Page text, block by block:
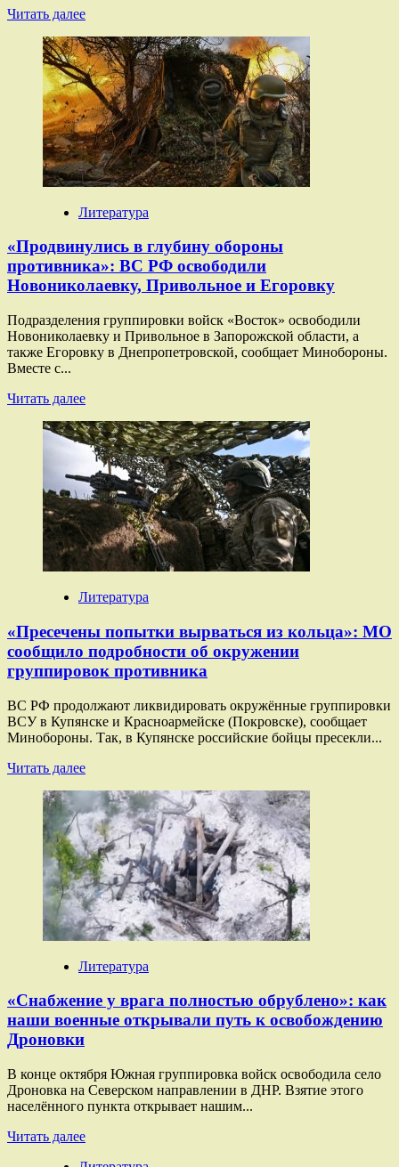
Читать далееПрочитать
о
«Переброска
планируется
в
ближайшее
время»:
СВР
сообщила
о
планах
Франции
ввести
тысячи
военных
на
Литература
«Продвинулись в глубину обороны
противника»: ВС РФ освободили
Новониколаевку, Привольное и Егоровку
Подразделения группировки войск «Восток» освободили
Новониколаевку и Привольное в Запорожской области, а
также Егоровку в Днепропетровской, сообщает Минобороны.
Вместе с...
Читать далееПрочитать
о
«Продвинулись
глубину
обороны
противника»:
ВС
РФ
освободили
Новониколаевку,
Привольное
и
Литература
«Пресечены попытки вырваться из кольца»: МО
сообщило подробности об окружении
группировок противника
ВС РФ продолжают ликвидировать окружённые группировки
ВСУ в Купянске и Красноармейске (Покровске), сообщает
Минобороны. Так, в Купянске российские бойцы пресекли...
Читать далееПрочитать
«Пресечены
попытки
вырваться
из
кольца»:
МО
сообщило
подробности
об окружении
группировок
противника
Литература
«Снабжение у врага полностью обрублено»: как
наши военные открывали путь к освобождению
Дроновки
В конце октября Южная группировка войск освободила село
Дроновка на Северском направлении в ДНР. Взятие этого
населённого пункта открывает нашим...
Читать далееПрочитать